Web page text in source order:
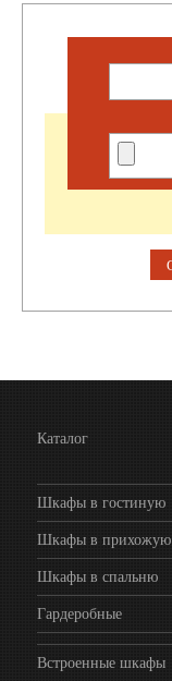
Каталог
Шкафы в гостиную
Шкафы в прихожую
Шкафы в спальню
Гардеробные
Встроенные шкафы